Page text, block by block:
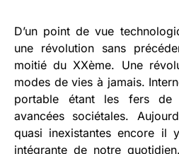
D’un point de vue
une révolution sans
moitié du XXème. Une
modes de vies à jamais.
portable étant les fers
avancées sociétales.
quasi inexistantes encore
intégrante de notre